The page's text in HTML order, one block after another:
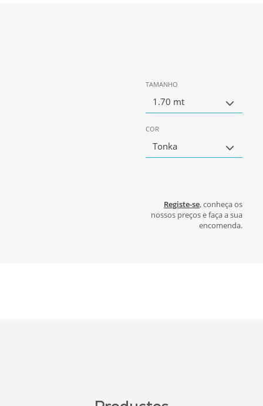
TAMANHO
1.70 mt
COR
Tonka
Registe-se, conheça os
nossos preços e faça a sua
encomenda.